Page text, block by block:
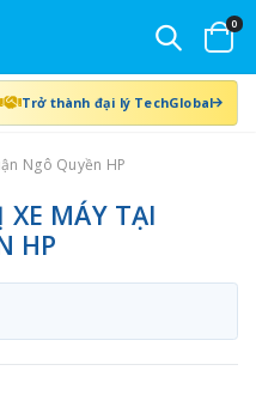
0
Trở thành đại lý TechGlobal
Ngô Quyền HP
MÁY TẠI
HP